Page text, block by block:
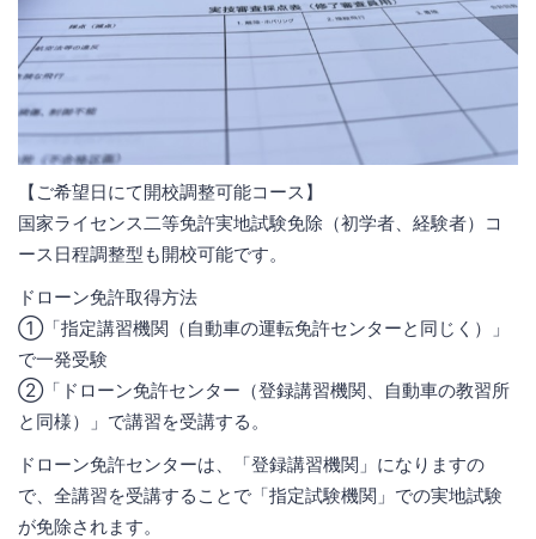
【ご希望日にて開校調整可能コース】
国家ライセンス二等免許実地試験免除（初学者、経験者）コ
ース日程調整型も開校可能です。
ドローン免許取得方法
①「指定講習機関（自動車の運転免許センターと同じく）」
で一発受験
②「ドローン免許センター（登録講習機関、自動車の教習所
と同様）」で講習を受講する。
ドローン免許センターは、「登録講習機関」になりますの
で、全講習を受講することで「指定試験機関」での実地試験
が免除されます。